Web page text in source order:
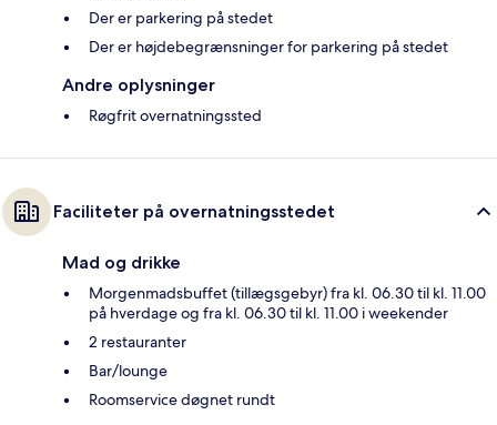
Der er parkering på stedet
Der er højdebegrænsninger for parkering på stedet
Andre oplysninger
Røgfrit overnatningssted
Faciliteter på overnatningsstedet
Mad og drikke
Morgenmadsbuffet (tillægsgebyr) fra kl. 06.30 til kl. 11.00
på hverdage og fra kl. 06.30 til kl. 11.00 i weekender
2 restauranter
Bar/lounge
Roomservice døgnet rundt